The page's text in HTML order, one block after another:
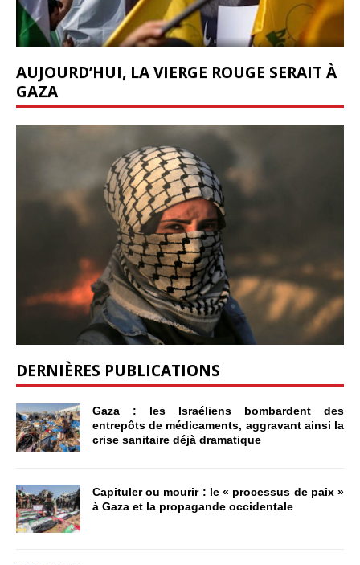
AUJOURD’HUI, LA VIERGE ROUGE SERAIT À
GAZA
DERNIÈRES PUBLICATIONS
Gaza : les Israéliens bombardent des
entrepôts de médicaments, aggravant ainsi la
crise sanitaire déjà dramatique
Capituler ou mourir : le « processus de paix »
à Gaza et la propagande occidentale